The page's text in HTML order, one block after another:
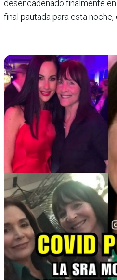
desencadenado finalmente
final pautada para esta noche,